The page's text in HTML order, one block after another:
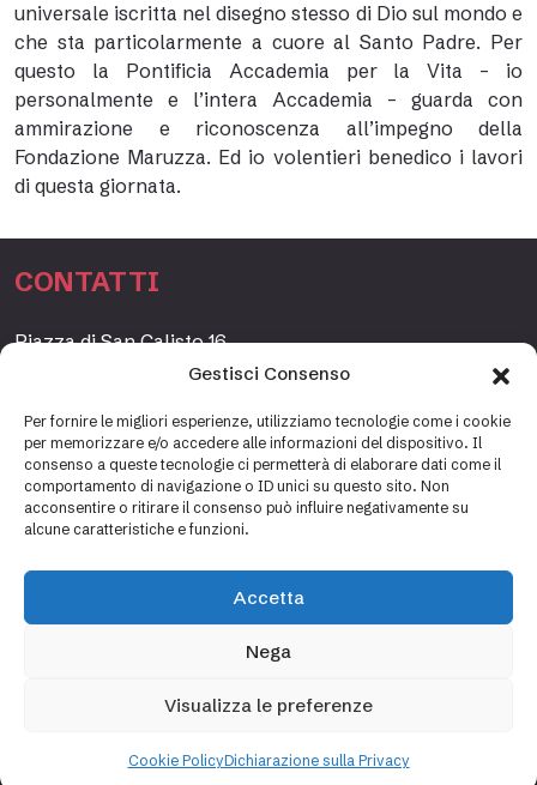
Gestisci Consenso
Per fornire le migliori esperienze, utilizziamo tecnologie come i cookie
per memorizzare e/o accedere alle informazioni del dispositivo. Il
consenso a queste tecnologie ci permetterà di elaborare dati come il
comportamento di navigazione o ID unici su questo sito. Non
acconsentire o ritirare il consenso può influire negativamente su
alcune caratteristiche e funzioni.
Accetta
Nega
Visualizza le preferenze
Cookie PolicyDichiarazione sulla Privacy
universale iscritta nel disegno stesso di Dio sul mondo e
che sta particolarmente a cuore al Santo Padre. Per
questo la Pontificia Accademia per la Vita – io
personalmente e l’intera Accademia – guarda con
ammirazione e riconoscenza all’impegno della
Fondazione Maruzza. Ed io volentieri benedico i lavori
di questa giornata.
CONTATTI
Piazza di San Calisto 16,
www.fondazioneetagrande.org
SEGRETERIA
info@fondazioneetagrande.it